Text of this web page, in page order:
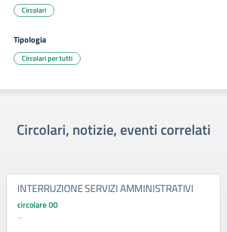
Circolari
Tipologia
Circolari per tutti
Circolari, notizie, eventi correlati
INTERRUZIONE SERVIZI AMMINISTRATIVI
circolare 00
...